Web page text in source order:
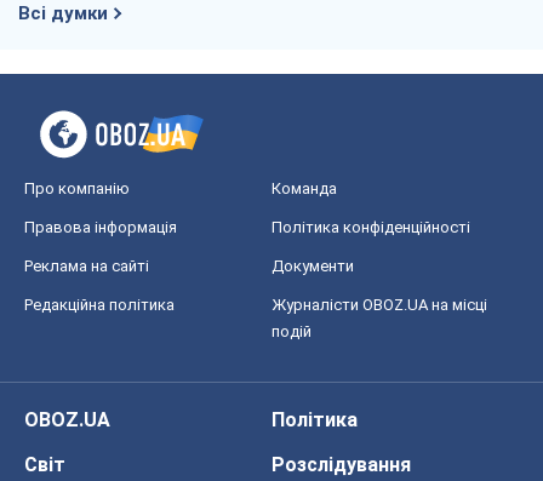
Всі думки
Про компанію Команда
Правова інформація Політика конфіденційності
Реклама на сайті Документи
Редакційна політика
Журналісти OBOZ.UA на місці
подій
OBOZ.UA
Політика
Світ
Розслідування